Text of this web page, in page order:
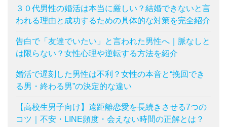
３０代男性の婚活は本当に厳しい？結婚できないと言
われる理由と成功するための具体的な対策を完全紹介
告白で「友達でいたい」と言われた男性へ｜脈なしと
は限らない？女性心理や逆転する方法を紹介
婚活で遅刻した男性は不利？女性の本音と“挽回でき
る男・終わる男”の決定的な違い
【高校生男子向け】遠距離恋愛を長続きさせる7つの
コツ｜不安・LINE頻度・会えない時間の正解とは？